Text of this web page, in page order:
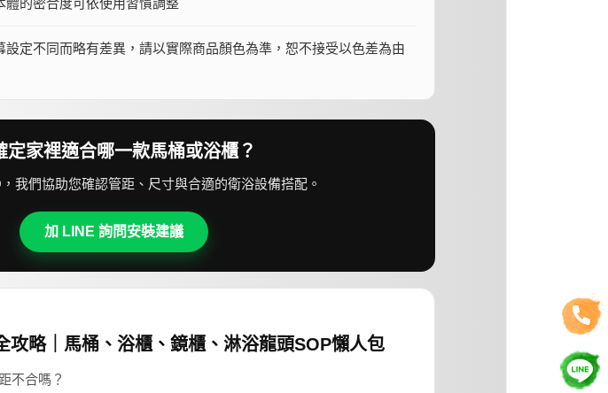
的密合度可依使用習慣調整
定不同而略有差異，請以實際商品顏色為準，恕不接受以色差為由
定家裡適合哪一款馬桶或浴櫃？
我們協助您確認管距、尺寸與合適的衛浴設備搭配。
加 LINE 詢問安裝建議
攻略｜馬桶、浴櫃、鏡櫃、淋浴龍頭SOP懶人包
不合嗎？